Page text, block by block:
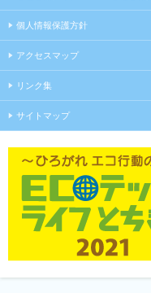
個人情報保護方針
アクセスマップ
リンク集
サイトマップ